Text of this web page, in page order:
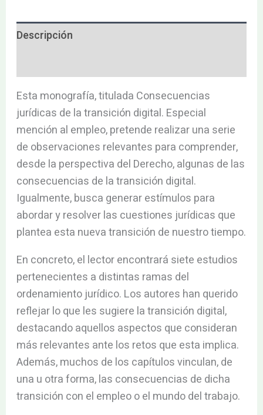
Descripción
Esta monografía, titulada Consecuencias
jurídicas de la transición digital. Especial
mención al empleo, pretende realizar una serie
de observaciones relevantes para comprender,
desde la perspectiva del Derecho, algunas de las
consecuencias de la transición digital.
Igualmente, busca generar estímulos para
abordar y resolver las cuestiones jurídicas que
plantea esta nueva transición de nuestro tiempo.
En concreto, el lector encontrará siete estudios
pertenecientes a distintas ramas del
ordenamiento jurídico. Los autores han querido
reflejar lo que les sugiere la transición digital,
destacando aquellos aspectos que consideran
más relevantes ante los retos que esta implica.
Además, muchos de los capítulos vinculan, de
una u otra forma, las consecuencias de dicha
transición con el empleo o el mundo del trabajo.